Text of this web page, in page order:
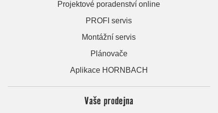
Projektové poradenství online
PROFI servis
Montážní servis
Plánovače
Aplikace HORNBACH
Vaše prodejna